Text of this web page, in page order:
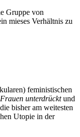
Gruppe von
mieses Verhältnis zu
feministischen
unterdrücktund
bisher am weitesten
Utopie in der